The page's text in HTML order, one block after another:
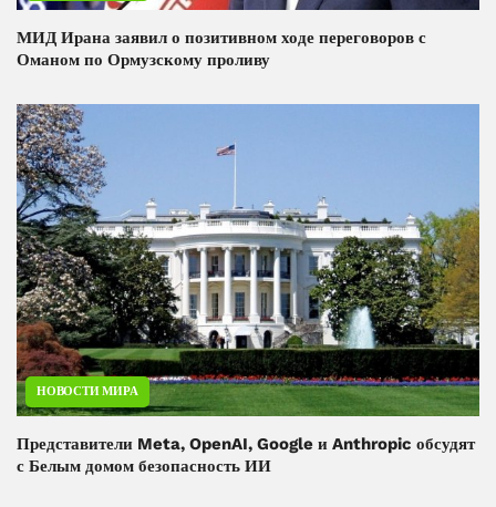
МИД Ирана заявил о позитивном ходе переговоров с
Оманом по Ормузскому проливу
НОВОСТИ МИРА
Представители Meta, OpenAI, Google и Anthropic обсудят
с Белым домом безопасность ИИ